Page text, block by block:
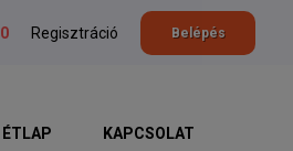
Regisztráció Belépés
ÉTLAP KAPCSOLAT